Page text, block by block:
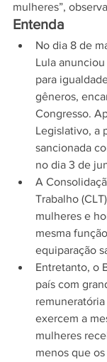
mulheres”,
Entenda
No dia 8 de
Lula
para
gêneros,
Congresso.
Legislativo, a
sancionada
no dia 3 de
A
Trabalho
mulheres e
mesma
equiparação
Entretanto, o
país com
exercem a
mulheres
menos que